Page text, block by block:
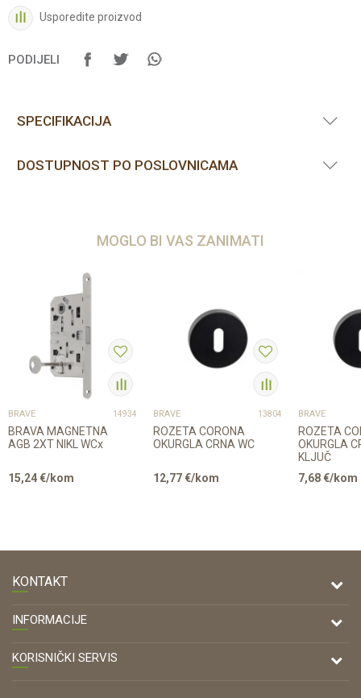
Usporedite proizvod
PODIJELI
SPECIFIKACIJA
DOSTUPNOST PO POSLOVNICAMA
MOGLO BI VAS ZANIMATI
BRAVE 14934
BRAVA MAGNETNA
AGB 2XT NIKL WCx
15,24€/kom
BRAVE 13804
ROZETA CORONA
OKURGLA CRNA WC
12,77€/kom
BRAVE
ROZETA
OKURGLA
KLJUČ
7,68€/kom
KONTAKT
DRVONA D.O.O.
Antuna Mihanovića 7,
47000 Karlovac
INFORMACIJE
O nama
KORISNIČKI SERVIS